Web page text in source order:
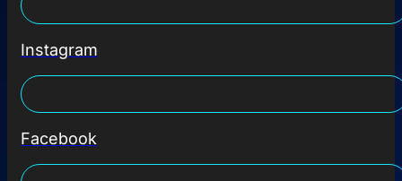
Instagram
Facebook